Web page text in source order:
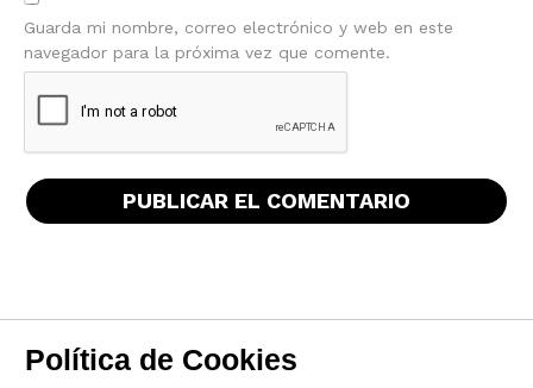
Guarda mi nombre, correo electrónico y web en este
navegador para la próxima vez que comente.
Política de Cookies